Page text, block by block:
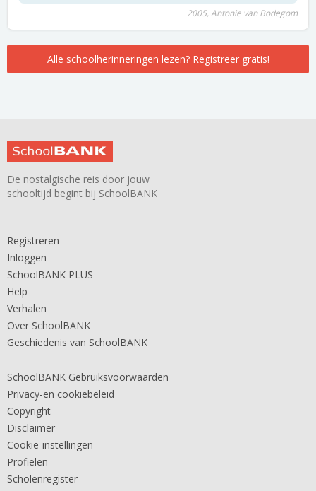
2005, Antonie van Bodegom
Alle schoolherinneringen lezen? Registreer gratis!
De nostalgische reis door jouw
schooltijd begint bij SchoolBANK
Registreren
Inloggen
SchoolBANK PLUS
Help
Verhalen
Over SchoolBANK
Geschiedenis van SchoolBANK
SchoolBANK Gebruiksvoorwaarden
Privacy-en cookiebeleid
Copyright
Disclaimer
Cookie-instellingen
Profielen
Scholenregister